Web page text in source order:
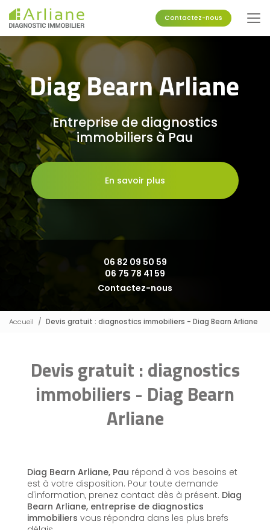
Aller
au
contenu
principal
Contactez-nous
Entreprise de diagnostics
immobiliers à Pau
En savoir plus
06 82 09 50 59
06 75 78 41 59
Contactez-nous
Accueil Devis gratuit : diagnostics immobiliers - Diag Bearn Arliane
Devis gratuit : diagnostics
immobiliers - Diag Bearn
Arliane
Diag Bearn Arliane, Pau répond à vos besoins et
est à votre disposition. Pour toute demande
d'information, prenez contact dès à présent. Diag
Bearn Arliane, entreprise de diagnostics
immobiliers vous répondra dans les plus brefs